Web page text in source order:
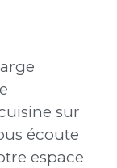
sur
écoute
espace